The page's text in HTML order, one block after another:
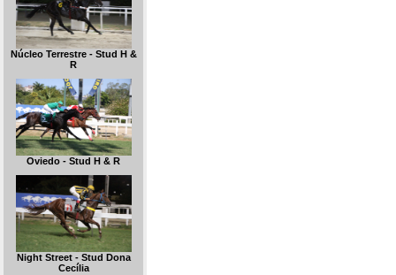
Núcleo Terrestre - Stud H &
R
Oviedo - Stud H & R
Night Street - Stud Dona
Cecília